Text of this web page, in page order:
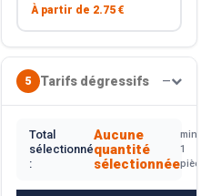
À partir de 2.75 €
5 Tarifs dégressifs —
Total
sélectionné
:
Aucune
quantité
sélectionnée
min.
1
pièce